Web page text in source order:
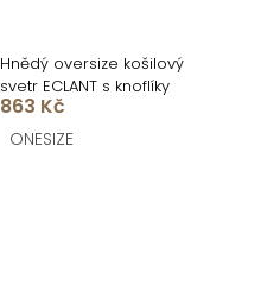
Hnědý oversize košilový
svetr ECLANT s knoflíky
863 Kč
ONESIZE